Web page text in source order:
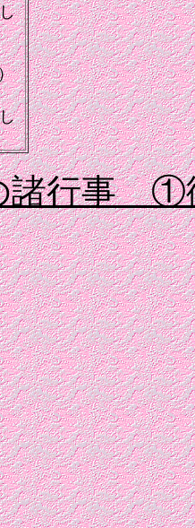
諸行事 ①